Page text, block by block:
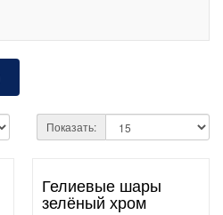
Показать:
Гелиевые шары
зелёный хром